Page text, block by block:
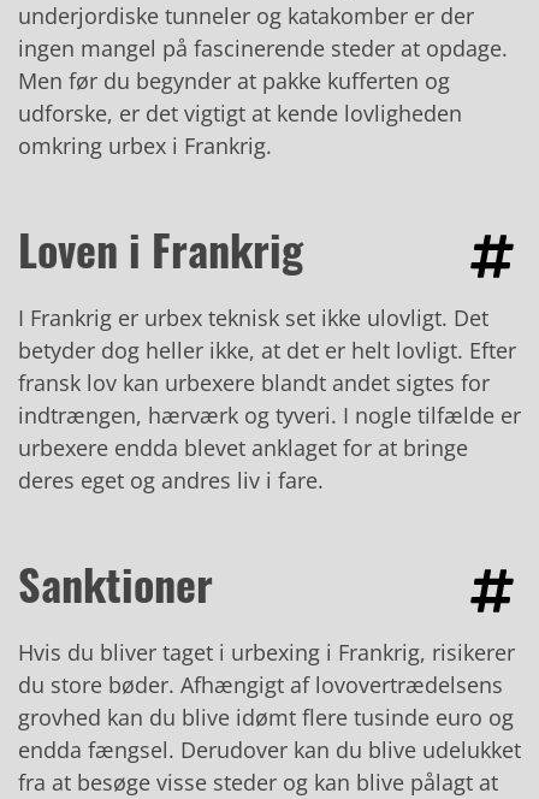
underjordiske tunneler og katakomber er der
ingen mangel på fascinerende steder at opdage.
Men før du begynder at pakke kufferten og
udforske, er det vigtigt at kende lovligheden
omkring urbex i Frankrig.
Loven i Frankrig
I Frankrig er urbex teknisk set ikke ulovligt. Det
betyder dog heller ikke, at det er helt lovligt. Efter
fransk lov kan urbexere blandt andet sigtes for
indtrængen, hærværk og tyveri. I nogle tilfælde er
urbexere endda blevet anklaget for at bringe
deres eget og andres liv i fare.
Sanktioner
Hvis du bliver taget i urbexing i Frankrig, risikerer
du store bøder. Afhængigt af lovovertrædelsens
grovhed kan du blive idømt flere tusinde euro og
endda fængsel. Derudover kan du blive udelukket
fra at besøge visse steder og kan blive pålagt at